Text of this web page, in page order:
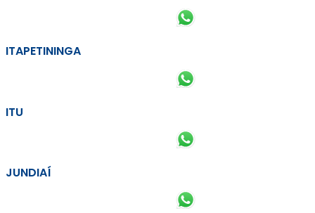
ITAPETININGA
ITU
JUNDIAÍ